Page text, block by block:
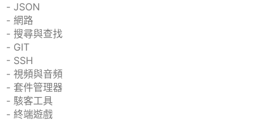
- JSON
- 網路
- 搜尋與查找
- GIT
- SSH
- 視頻與音頻
- 套件管理器
- 駭客工具
- 終端遊戲